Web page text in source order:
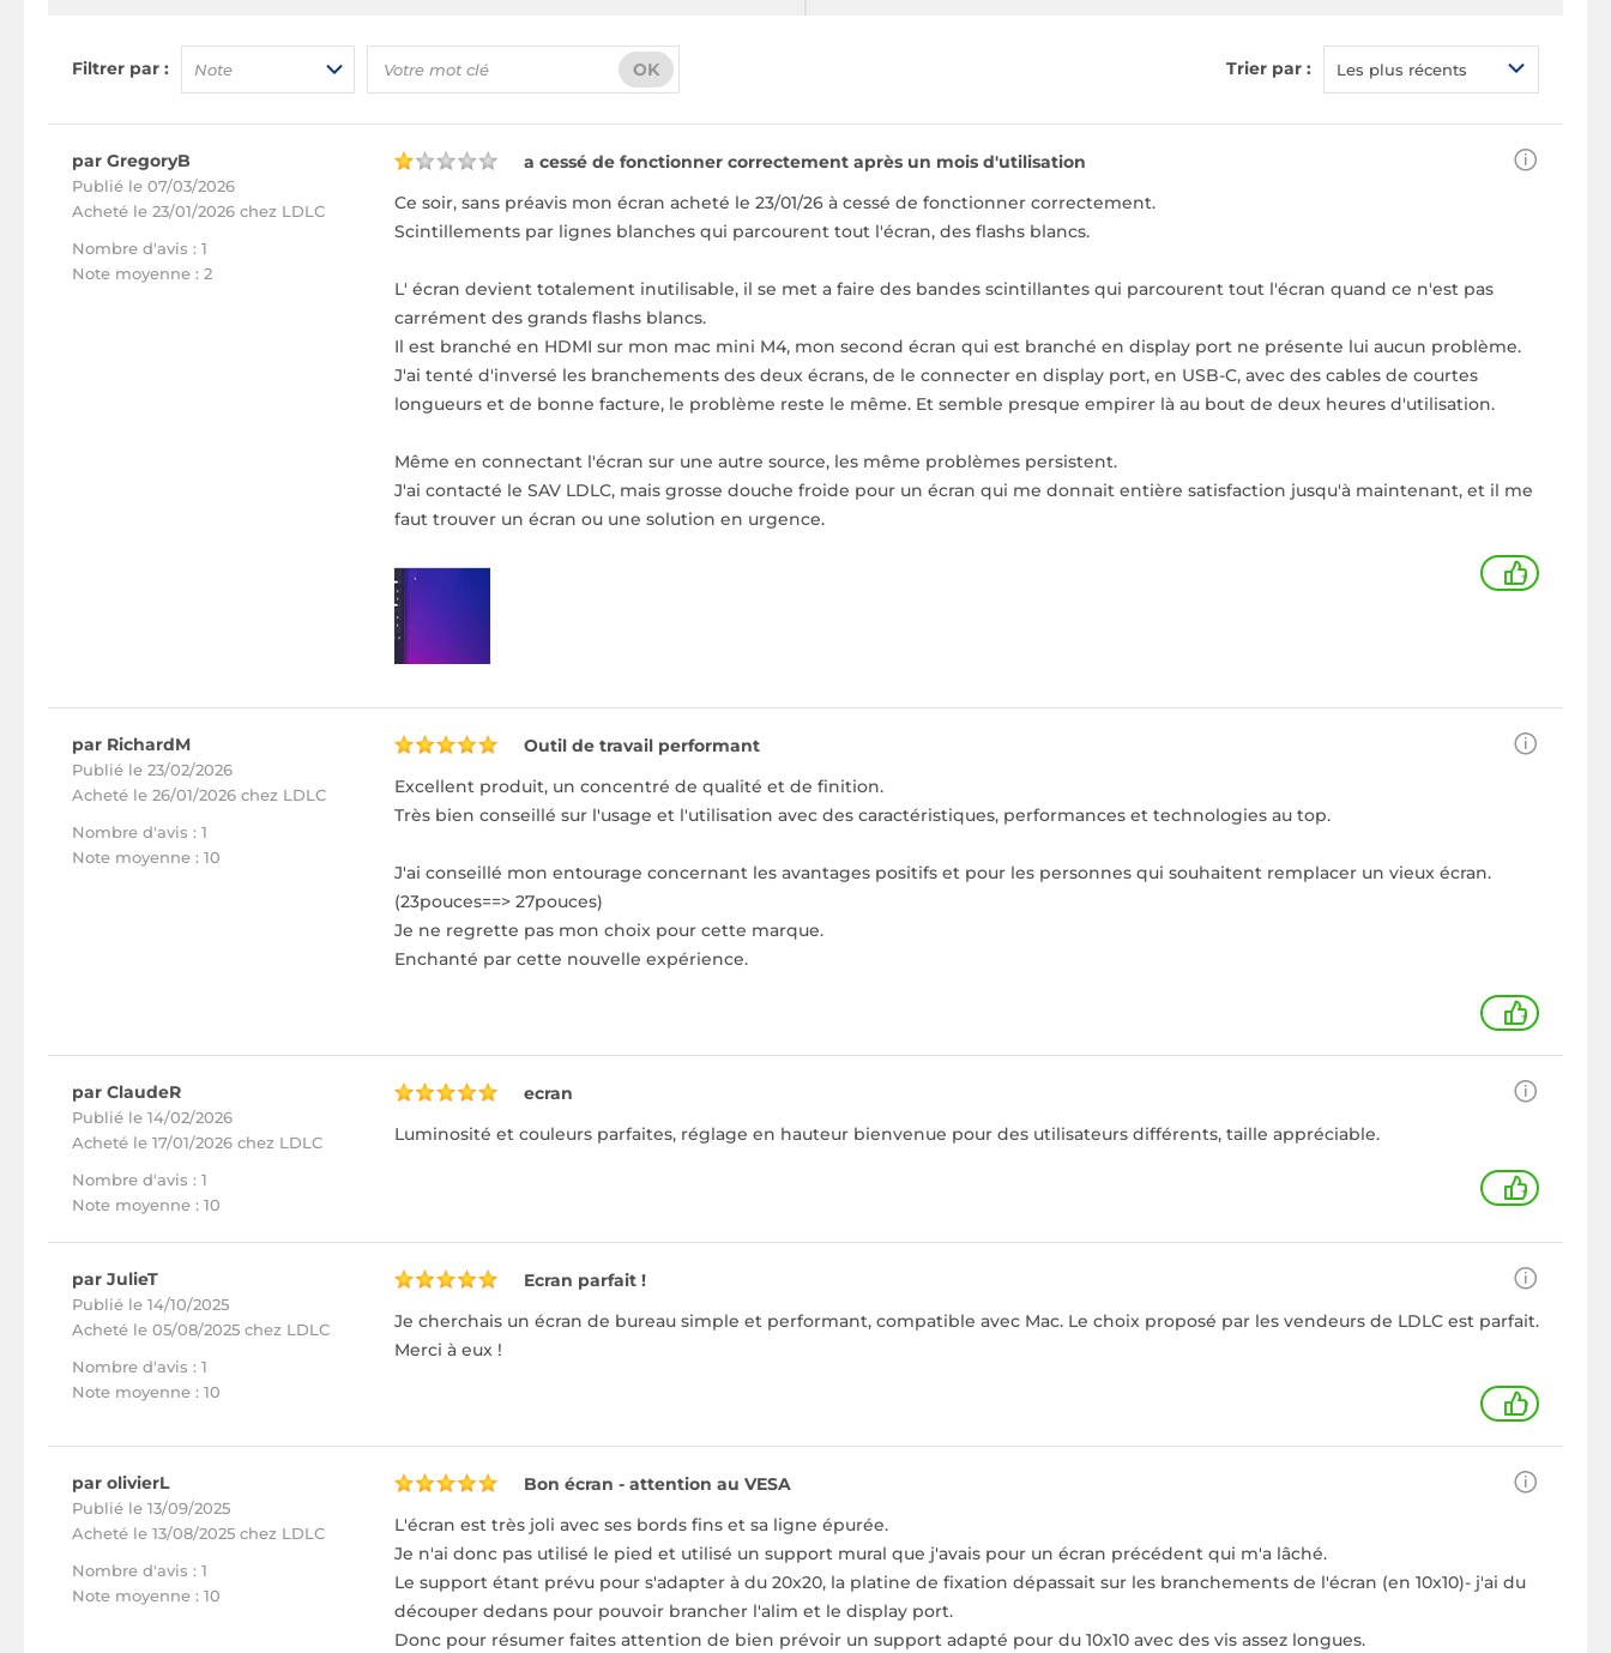
Filtrer par : Note OK Trier par : Les plus récents
par GregoryB
Publié le 07/03/2026
Acheté le 23/01/2026 chez LDLC
Nombre d'avis : 1
Note moyenne : 2
a cessé de fonctionner correctement après un mois d'utilisation
Ce soir, sans préavis mon écran acheté le 23/01/26 à cessé de fonctionner correctement.
Scintillements par lignes blanches qui parcourent tout l'écran, des flashs blancs.
L' écran devient totalement inutilisable, il se met a faire des bandes scintillantes qui parcourent tout l'écran quand ce n'est pas
carrément des grands flashs blancs.
Il est branché en HDMI sur mon mac mini M4, mon second écran qui est branché en display port ne présente lui aucun problème.
J'ai tenté d'inversé les branchements des deux écrans, de le connecter en display port, en USB-C, avec des cables de courtes
longueurs et de bonne facture, le problème reste le même. Et semble presque empirer là au bout de deux heures d'utilisation.
Même en connectant l'écran sur une autre source, les même problèmes persistent.
J'ai contacté le SAV LDLC, mais grosse douche froide pour un écran qui me donnait entière satisfaction jusqu'à maintenant, et il me
faut trouver un écran ou une solution en urgence.
+
par RichardM
Publié le 23/02/2026
Acheté le 26/01/2026 chez LDLC
Nombre d'avis : 1
Note moyenne : 10
Outil de travail performant
Excellent produit, un concentré de qualité et de finition.
Très bien conseillé sur l'usage et l'utilisation avec des caractéristiques, performances et technologies au top.
J'ai conseillé mon entourage concernant les avantages positifs et pour les personnes qui souhaitent remplacer un vieux écran.
(23pouces==> 27pouces)
Je ne regrette pas mon choix pour cette marque.
Enchanté par cette nouvelle expérience.
+
par ClaudeR
Publié le 14/02/2026
Acheté le 17/01/2026 chez LDLC
Nombre d'avis : 1
Note moyenne : 10
ecran
Luminosité et couleurs parfaites, réglage en hauteur bienvenue pour des utilisateurs différents, taille appréciable.
+
par JulieT
Publié le 14/10/2025
Acheté le 05/08/2025 chez LDLC
Nombre d'avis : 1
Note moyenne : 10
Ecran parfait !
Je cherchais un écran de bureau simple et performant, compatible avec Mac. Le choix proposé par les vendeurs de LDLC est parfait.
Merci à eux !
1
par olivierL
Publié le 13/09/2025
Acheté le 13/08/2025 chez LDLC
Nombre d'avis : 1
Note moyenne : 10
Bon écran - attention au VESA
L'écran est très joli avec ses bords fins et sa ligne épurée.
Je n'ai donc pas utilisé le pied et utilisé un support mural que j'avais pour un écran précédent qui m'a lâché.
Le support étant prévu pour s'adapter à du 20x20, la platine de fixation dépassait sur les branchements de l'écran (en 10x10)- j'ai du
découper dedans pour pouvoir brancher l'alim et le display port.
Donc pour résumer faites attention de bien prévoir un support adapté pour du 10x10 avec des vis assez longues.